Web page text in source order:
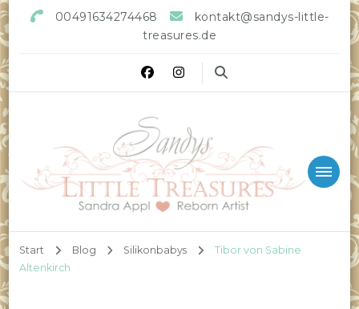
00491634274468
kontakt@sandys-little-
treasures.de
Start Blog Silikonbabys
Tibor von Sabine
Altenkirch